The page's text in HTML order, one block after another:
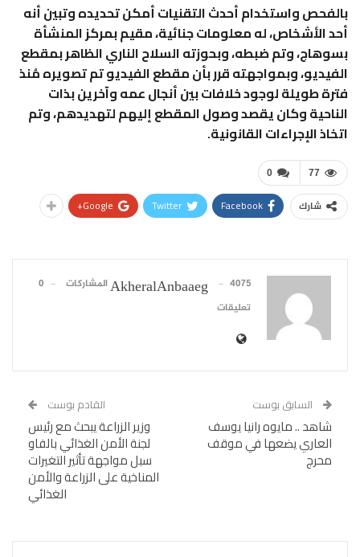
بالفحص واستخدام أحدث التقنيات أمكن تحديده وتبين أنه
أحد الأشخاص، له معلومات جنائية، مقيم بمركز المنشأة
بسوهاج، وتم ضبطه، وبحوزته السلاح الناري الظاهر بمقطع
الفيديو، وبمواجهته قرر بأن مقطع الفيديو تم تصويره مُنذ
فترة طويلة لوجود خلافات بين أنجال عمه وآخرين بذات
الناحية وكان يقصد وصول المقطع إليهم لتهديدهم، وتم
اتخاذ الإجراءات القانونية.
0 77
شارك Facebook
Twitter
Google+
AkheralAnbaaeg 4075 المشاركات
0
تعليقات
السابق بوست
شاهد .. مايوه رانيا يوسف
العاري يضعها في موقف
محرج
القادم بوست
وزير الزراعة يبحث مع رئيس
لجنة الأمن الغذائي بالفاو
سبل مواجهة تأثير التغيرات
المناخية على الزراعة والأمن
الغذائي